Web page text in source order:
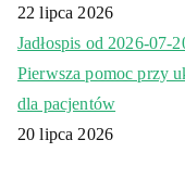
22 lipca 2026
Jadłospis od 2026-07-
Pierwsza pomoc przy
dla pacjentów
20 lipca 2026